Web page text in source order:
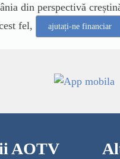
din perspectivă
fel,
ajutați-ne financiar
AOTV